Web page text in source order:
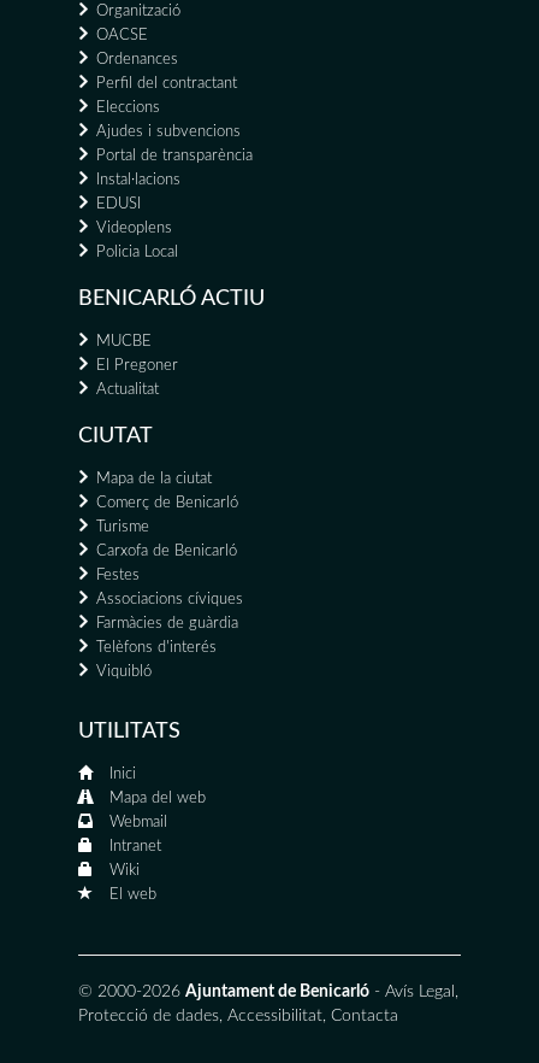
Organització
OACSE
Ordenances
Perfil del contractant
Eleccions
Ajudes i subvencions
Portal de transparència
Instal·lacions
EDUSI
Videoplens
Policia Local
BENICARLÓ ACTIU
MUCBE
El Pregoner
Actualitat
CIUTAT
Mapa de la ciutat
Comerç de Benicarló
Turisme
Carxofa de Benicarló
Festes
Associacions cíviques
Farmàcies de guàrdia
Telèfons d'interés
Viquibló
UTILITATS
Inici
Mapa del web
Webmail
Intranet
Wiki
El web
© 2000-2026 Ajuntament de Benicarló - Avís Legal ,
Protecció de dades, Accessibilitat, Contacta